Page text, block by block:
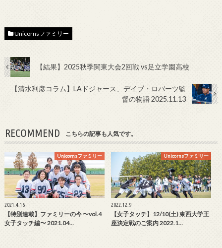
Unicornsファミリー
【結果】2025秋季関東大会2回戦 vs足立学園高校
【清水利彦コラム】LAドジャース、デイブ・ロバーツ監
督の物語 2025.11.13
RECOMMEND こちらの記事も人気です。
Unicornsファミリー
2021.4.16
【特別連載】ファミリーの今 〜vol.4
女子タッチ編〜 2021.04…
Unicornsファミリー
2022.12.9
【女子タッチ】12/10(土) 東西大学王
座決定戦のご案内 2022.1…